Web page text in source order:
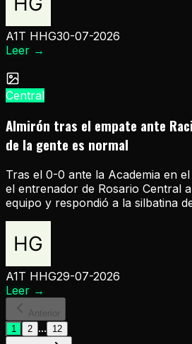
A1T HHG30-07-2026
Leer →
Central
Almirón tras el empate ante
de la gente es normal
Tras el 0-0 ante la Academia en
el entrenador de Rosario Central
equipo y respondió a la silbatina
A1T HHG29-07-2026
Leer →
Anterior
1
2 ... 12